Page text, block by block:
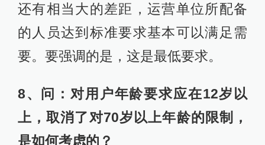
还有相当大的差距，运营单位所配备
的人员达到标准要求基本可以满足需
要。要强调的是，这是最低要求。
8、问：对用户年龄要求应在12岁以
上，取消了对70岁以上年龄的限制，
是如何考虑的？